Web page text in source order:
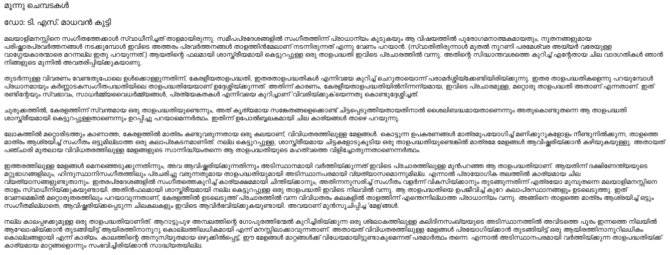
മൂന്നു ചെമ്പടകൾ
ഡോ: ടി. എസ്. മാധവൻ കുട്ടി
മലയാളിമനസ്സിനെ സംഗീതത്തേക്കാൾ സ്വാധീനിച്ചത്‌ താളമായിരുന്നു. സമീപപ്രദേശങ്ങളിൽ സംഗീതത്തിന്ന് പ്രാധാന്യം കൂടുകയും ആ വിഷയത്തിൽ പുരോഗമനാത്മകമായതും, നൂതനങ്ങളുമായ
പരിഷ്ക്കാരപ്രവർത്തനങ്ങൾ നടക്കുമ്പോൾ ഇവിടെ അത്തരം പ്രവർത്തനങ്ങൾ താളത്തിൻമേലാണ്‌ നടന്നിരുന്നത്‌ എന്നു വേണം പറയാൻ. (സ്വാതിതിരുന്നാൾ മുതൽ നൂറണി പരമേശ്വര അയ്യർ വരേയുള്ള
വാഗ്ഗേയകാരന്മാരെ മറന്നല്ല ഇതു പറയുന്നത്‌.) ആയതിന്റെ ഫലമായി ശാസ്ത്രീയമായി കെട്ടുറപ്പുള്ള ഒരു താളപദ്ധതി ഇവിടെ പ്രചാരത്തിൽ വന്നു. അതിന്റെ സിദ്ധാന്തവശത്തെ കുറിച്ച്‌ എന്റേതായ ചില വാദഗതികൾ ഞാൻ
നിങ്ങളുടെ മുന്നിൽ അവതരിപ്പിയ്ക്കുകയാണു.
തുടർന്നുള്ള വിവരണം വേണ്ടതുപോലെ ഉൾക്കൊള്ളുന്നതിന്ന്, കേരളീയതാളപദ്ധതി, ഇതരതാളപദ്ധതികൾ എന്നിവയേ കുറിച്ച്‌ ചെറുതായൊന്ന് പരാമർശ്ശിയ്ക്കേണ്ടിയിരിയ്ക്കുന്നു. ഇതര താളപദ്ധതികളെന്നു പറയുമ്പോൾ
പ്രധാനമായും കർണ്ണാടകസംഗീതപദ്ധതിയിലെ താളപദ്ധതിയേയാണ്‌ ഉദ്ദേശ്ശിയ്ക്കുന്നത്‌. അതിന്ന് കാരണം, കേരളീയതാളപദ്ധതിയിൽനിന്നന്യമായ, ഇവിടെ പ്രചാരമുള്ള, മറ്റൊരു താളപദ്ധതി അതാണ്‌ എന്നതാണ്‌. ഇത്‌
രണ്ടിന്റേയും സ്വഭാവം, സാധർമ്മ്യവൈധർമ്മ്യങ്ങൾ, പ്രത്യേകതകൾ എന്നിവയെ കുറിച്ചാണ്‌ 'വിവരിയ്ക്കുക'യെന്നതു കൊണ്ടുദ്ദേശ്ശിച്ചത്‌.
ചുരുക്കത്തിൽ, കേരളത്തിന്ന് സ്വന്തമായ ഒരു താളപദ്ധതിയുണ്ടെന്നും, അത്‌ കൃത്യമായ സങ്കേതങ്ങളെക്കൊണ്ട്‌ ചിട്ടപ്പെടുത്തിയതായതിനാൽ ശൈലിബദ്ധമായതാണെന്നും അതുകൊണ്ടുതന്നെ ആ താളപദ്ധതി
ശാസ്ത്രീയമായി കെട്ടുറപ്പുള്ളതാണെന്നും ഉറപ്പിച്ചു പറയാമെന്നർത്ഥം. ഇതിന്ന് ഉപോൽബ്ബലകമായി ചില കാര്യങ്ങൾ താഴെ പറയുന്നു.
ലോകത്തിൽ മറ്റൊരിടത്തും കാണാത്ത, കേരളത്തിൽ മാത്രം കണ്ടുവരുന്നതായ ഒരു കലയാണ്‌, വിവിധതരത്തിലുള്ള മേളങ്ങൾ. കൊട്ടുന്ന ഉപകരണങ്ങൾ മാത്രമുപയോഗിച്ച്‌ മണിക്കൂറുകളോളം നീണ്ടുനിൽക്കുന്ന, താളത്തെ
മാത്രം ആശ്രയിച്ച്‌ സംഗീതം ഒട്ടുമില്ലാത്ത ഒരു കലാപ്രകടനമാണിത്‌. നല്ല കെട്ടുറപ്പുള്ള, ശാസ്ത്രീയമായ ചിട്ടകളോടുകൂടിയ ഒരു താളപദ്ധതിയുണ്ടെങ്കിൽ മാത്രമേ മേളങ്ങൾ ആവിഷ്ക്കരിയ്ക്കാൻ കഴിയുകയുള്ളു. അതായത്‌
പഞ്ചാരി മുതലായ വിവിധതരത്തിലുള്ള മേളങ്ങളുടെ സാന്നിദ്ധ്യംതന്നെ ആ താളപദ്ധതിയുടെ മഹത്വത്തെ വിളിച്ചോതുന്നതാണെന്നർത്ഥം.
ഇത്തരത്തിലുള്ള മേളങ്ങൾ മെനഞ്ഞെടുക്കുന്നതിന്നും, അവ ആവിഷ്ക്കരിയ്ക്കുന്നതിന്നും അടിസ്ഥാനമായി വർത്തിയ്ക്കുന്നത്‌ ഇവിടെ പ്രചാരത്തിലുള്ള മുൻപറഞ്ഞ ആ താളപദ്ധതിയാണ്‌. ആയതിന്ന് ദക്ഷിണേന്ത്യയുടെ
മറ്റുഭാഗങ്ങളിലും, ഹിന്ദുസ്ഥാനിസംഗീതത്തിലും പ്രചരിച്ചു വരുന്നതുമായ താളപദ്ധതിയുമായി അടിസ്ഥാനപരമായി വ്യത്യാസമൊന്നുമില്ല. എന്നാൽ പ്രായോഗിക തലത്തിൽ കാര്യമായ ചില
വ്യത്യാസങ്ങളുണ്ടുതാനും. ഇതരപ്രദേശങ്ങളിൽ സംഗീതത്തെകുറിച്ച്‌ കാര്യക്ഷമമായി ചിന്തിയ്ക്കാനും, അതിന്നനുസരിച്ച്‌ സംഗീതം വളർന്ന് വികസിയ്ക്കാനും തുടങ്ങുന്നതിന്ന് എത്രയോ മുമ്പുതന്നെ മലയാളിമനസ്സിനെ
താളം സ്വാധീനിയ്ക്കുകയുണ്ടായി. അതിൻഫലമായി ശാസ്ത്രീയമായി നല്ല കെട്ടുറപ്പുള്ള ഒരു താളപദ്ധതി ഇവിടെ നിലവിൽ വന്നു. ആ താളപദ്ധതിയെ ഉപജീവിച്ച്‌ കുറേ കലാപ്രസ്ഥാനങ്ങളും ഉടലെടുത്തു. ഇത്‌
വേണമെങ്കിൽ മറ്റൊരുതരത്തിലും പറയാവുന്നതാണ്‌, കേരളത്തിൽ ഉടലെടുത്ത്‌ പ്രചാരത്തിൽ വന്ന വിവിധതരം കലകളിൽ താളത്തിന്ന് എന്തെന്നില്ലാത്ത പ്രാധാന്യം വന്നു. അങ്ങിനെ താളത്തെ മാത്രം ആശ്രയിച്ച്‌ ഒട്ടും
സംഗീതമില്ലാതെ, ആവിഷ്ക്കരിയ്ക്കപ്പെടുന്ന ചിലകലകളും ഇവിടെ ആവിർഭവിയ്ക്കുകയുണ്ടായി. അവയാണ്‌ മുൻസൂചിപ്പിച്ച 'മേള'ങ്ങൾ.
നല്ല കാലപ്പഴക്കുമുള്ള ഒരു താളപദ്ധതിയാണിത്‌. ആറാട്ടുപുഴ അമ്പലത്തിന്റെ ഗോപുരത്തിന്മേൽ കുറിച്ചിരിയ്ക്കുന്ന ഒരു ശ്ലോകത്തിലുള്ള കലിദിനസംഖ്യയുടെ അടിസ്ഥാനത്തിൽ അവിടത്തെ പൂരം ഇന്നത്തെ നിലയിൽ
ആഘോഷിയ്ക്കാൻ തുടങ്ങിയിട്ട്‌ ആയിരത്തിനാനൂറു കൊല്ലത്തിലധികമായി എന്ന് മനസ്സിലാക്കാവുന്നതാണ്‌. അതായത്‌ വിവിധതരത്തിലുള്ള മേളങ്ങൾ പ്രയോഗിയ്ക്കാൻ തുടങ്ങിയിട്ട്‌ ഒരു ആയിരത്തിനാനൂറിലധികം
കൊല്ലങ്ങളായി എന്ന് കാര്യം. കാലത്തിന്റെ അനുസ്യൂതമായ ഒഴുക്കിൽപ്പെട്ട്‌, ഈ മേളങ്ങൾ മാറ്റങ്ങൾക്ക്‌ വിധേയമായിട്ടുണ്ടാകുമെന്നത്‌ പരമാർത്ഥം തന്നെ. എന്നാൽ അടിസ്ഥാനപരമായി വർത്തിയ്ക്കുന്ന താളപദ്ധതിയ്ക്ക്‌
കാര്യമായ മാറ്റങ്ങളൊന്നും സംഭവിച്ചിരിയ്ക്കാൻ സാദ്ധ്യതയില്ല.